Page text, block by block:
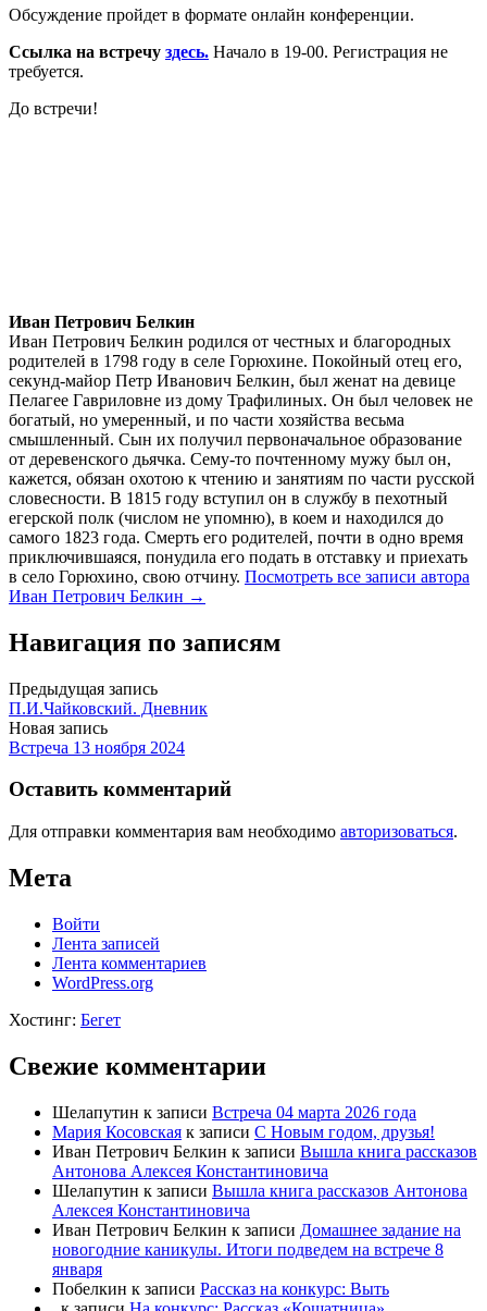
Обсуждение пройдет в формате онлайн конференции.
Ссылка на встречу здесь. Начало в 19-00. Регистрация не
требуется.
До встречи!
Иван Петрович Белкин
Иван Петрович Белкин родился от честных и благородных
родителей в 1798 году в селе Горюхине. Покойный отец его,
секунд-майор Петр Иванович Белкин, был женат на девице
Пелагее Гавриловне из дому Трафилиных. Он был человек не
богатый, но умеренный, и по части хозяйства весьма
смышленный. Сын их получил первоначальное образование
от деревенского дьячка. Сему-то почтенному мужу был он,
кажется, обязан охотою к чтению и занятиям по части русской
словесности. В 1815 году вступил он в службу в пехотный
егерской полк (числом не упомню), в коем и находился до
самого 1823 года. Смерть его родителей, почти в одно время
приключившаяся, понудила его подать в отставку и приехать
в село Горюхино, свою отчину. Посмотреть все записи автора
Иван Петрович Белкин →
Навигация по записям
Предыдущая запись
П.И.Чайковский. Дневник
Новая запись
Встреча 13 ноября 2024
Оставить комментарий
Для отправки комментария вам необходимо авторизоваться.
Мета
Войти
Лента записей
Лента комментариев
WordPress.org
Хостинг: Бегет
Свежие комментарии
Шелапутин к записи Встреча 04 марта 2026 года
Мария Косовская к записи С Новым годом, друзья!
Иван Петрович Белкин к записи Вышла книга рассказов
Антонова Алексея Константиновича
Шелапутин к записи Вышла книга рассказов Антонова
Алексея Константиновича
Иван Петрович Белкин к записи Домашнее задание на
новогодние каникулы. Итоги подведем на встрече 8
января
Побелкин к записи Рассказ на конкурс: Выть